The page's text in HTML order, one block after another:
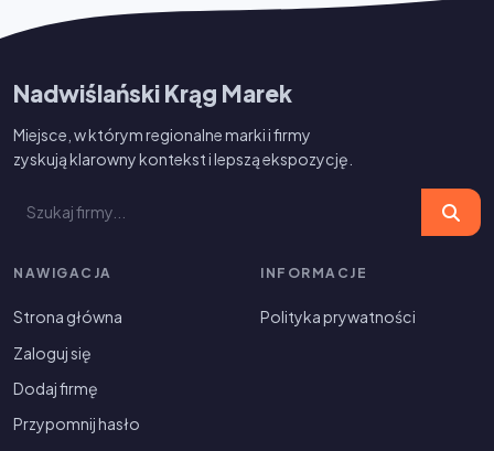
Nadwiślański Krąg Marek
Miejsce, w którym regionalne marki i firmy
zyskują klarowny kontekst i lepszą ekspozycję.
NAWIGACJA
Strona główna
Zaloguj się
Dodaj firmę
Przypomnij hasło
INFORMACJE
Polityka prywatności